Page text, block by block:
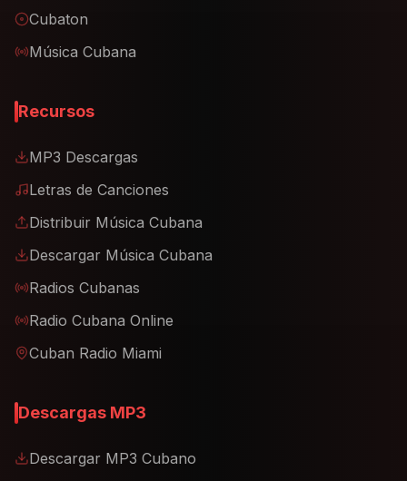
Cubaton
Música Cubana
Recursos
MP3 Descargas
Letras de Canciones
Distribuir Música Cubana
Descargar Música Cubana
Radios Cubanas
Radio Cubana Online
Cuban Radio Miami
Descargas MP3
Descargar MP3 Cubano